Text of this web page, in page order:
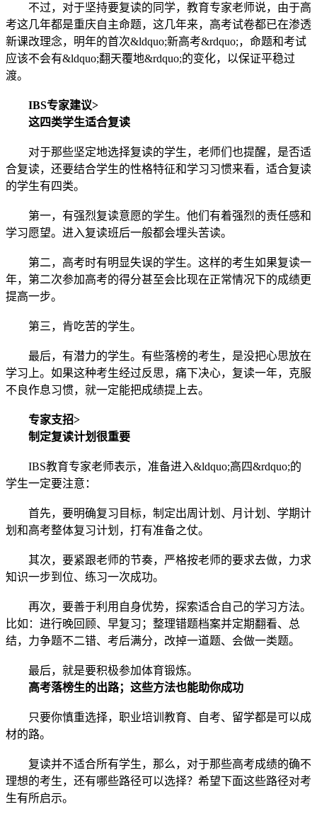
不过，对于坚持要复读的同学，教育专家老师说，由于高
考这几年都是重庆自主命题，这几年来，高考试卷都已在渗透
新课改理念，明年的首次&ldquo;新高考&rdquo;，命题和考试
应该不会有&ldquo;翻天覆地&rdquo;的变化，以保证平稳过
渡。
IBS专家建议>
这四类学生适合复读
对于那些坚定地选择复读的学生，老师们也提醒，是否适
合复读，还要结合学生的性格特征和学习习惯来看，适合复读
的学生有四类。
第一，有强烈复读意愿的学生。他们有着强烈的责任感和
学习愿望。进入复读班后一般都会埋头苦读。
第二，高考时有明显失误的学生。这样的考生如果复读一
年，第二次参加高考的得分甚至会比现在正常情况下的成绩更
提高一步。
第三，肯吃苦的学生。
最后，有潜力的学生。有些落榜的考生，是没把心思放在
学习上。如果这种考生经过反思，痛下决心，复读一年，克服
不良作息习惯，就一定能把成绩提上去。
专家支招>
制定复读计划很重要
IBS教育专家老师表示，准备进入&ldquo;高四&rdquo;的
学生一定要注意：
首先，要明确复习目标，制定出周计划、月计划、学期计
划和高考整体复习计划，打有准备之仗。
其次，要紧跟老师的节奏，严格按老师的要求去做，力求
知识一步到位、练习一次成功。
再次，要善于利用自身优势，探索适合自己的学习方法。
比如：进行晚回顾、早复习；整理错题档案并定期翻看、总
结，力争题不二错、考后满分，改掉一道题、会做一类题。
最后，就是要积极参加体育锻炼。
高考落榜生的出路；这些方法也能助你成功
只要你慎重选择，职业培训教育、自考、留学都是可以成
材的路。
复读并不适合所有学生，那么，对于那些高考成绩的确不
理想的考生，还有哪些路径可以选择？希望下面这些路径对考
生有所启示。